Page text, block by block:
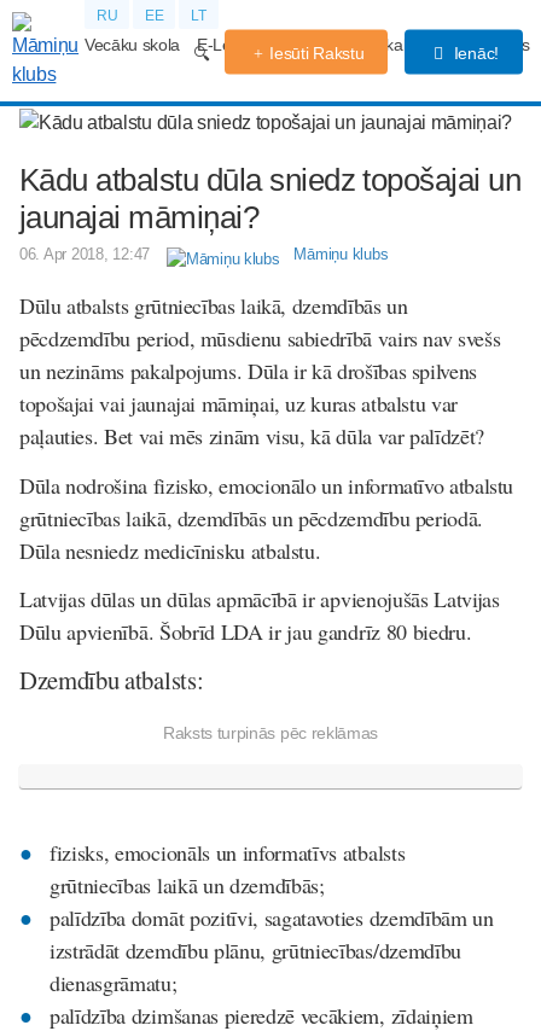
RU EE LT
Vecāku skola E-Lekcijas Grūtniecības kalendārs Forums
Iesūti Rakstu Ienāc!
Kādu atbalstu dūla sniedz topošajai un
jaunajai māmiņai?
06. Apr 2018, 12:47 Māmiņu klubs
Dūlu atbalsts grūtniecības laikā, dzemdībās un
pēcdzemdību period, mūsdienu sabiedrībā vairs nav svešs
un nezināms pakalpojums. Dūla ir kā drošības spilvens
topošajai vai jaunajai māmiņai, uz kuras atbalstu var
paļauties. Bet vai mēs zinām visu, kā dūla var palīdzēt?
Dūla nodrošina fizisko, emocionālo un informatīvo atbalstu
grūtniecības laikā, dzemdībās un pēcdzemdību periodā.
Dūla nesniedz medicīnisku atbalstu.
Latvijas dūlas un dūlas apmācībā ir apvienojušās Latvijas
Dūlu apvienībā. Šobrīd LDA ir jau gandrīz 80 biedru.
Dzemdību atbalsts:
Raksts turpinās pēc reklāmas
fizisks, emocionāls un informatīvs atbalsts
grūtniecības laikā un dzemdībās;
palīdzība domāt pozitīvi, sagatavoties dzemdībām un
izstrādāt dzemdību plānu, grūtniecības/dzemdību
dienasgrāmatu;
palīdzība dzimšanas pieredzē vecākiem, zīdaiņiem